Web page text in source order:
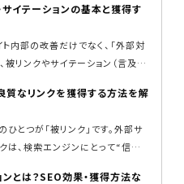
イテーションの基本と獲得す
内部の改善だけでなく、「外部対
リンクやサイテーション（言及）
質なリンクを獲得する方法を解
とつが「被リンク」です。外部サ
は、検索エンジンにとって“信頼
ンとは？SEO効果・獲得方法な